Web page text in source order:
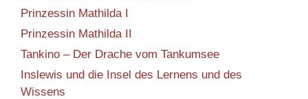
Prinzessin Mathilda I
Prinzessin Mathilda II
Tankino – Der Drache vom Tankumsee
Inslewis und die Insel des Lernens und des
Wissens